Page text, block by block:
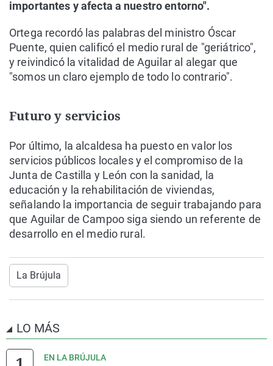
importantes y afecta a nuestro entorno".
Ortega recordó las palabras del ministro Óscar
Puente, quien calificó el medio rural de "geriátrico",
y reivindicó la vitalidad de Aguilar al alegar que
"somos un claro ejemplo de todo lo contrario".
Futuro y servicios
Por último, la alcaldesa ha puesto en valor los
servicios públicos locales y el compromiso de la
Junta de Castilla y León con la sanidad, la
educación y la rehabilitación de viviendas,
señalando la importancia de seguir trabajando para
que Aguilar de Campoo siga siendo un referente de
desarrollo en el medio rural.
La Brújula
LO MÁS
EN LA BRÚJULA